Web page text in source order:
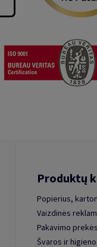
Produktų
Popierius,
Vaizdinės
Pakavimo prekės
Švaros ir